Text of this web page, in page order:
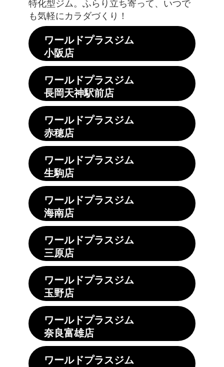
も気軽にカラダづくり！
ワールドプラスジム
小阪店
ワールドプラスジム
長岡天神駅前店
ワールドプラスジム
赤穂店
ワールドプラスジム
生駒店
ワールドプラスジム
海南店
ワールドプラスジム
三原店
ワールドプラスジム
玉野店
ワールドプラスジム
奈良富雄店
ワールドプラスジム